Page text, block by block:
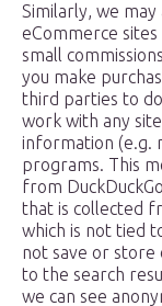
Similarly, we
eCommerce
small
you make
third parties to
work with any
information (e.g.
programs. This
from
that is collected
which is not tied
not save or store
to the search
we can see